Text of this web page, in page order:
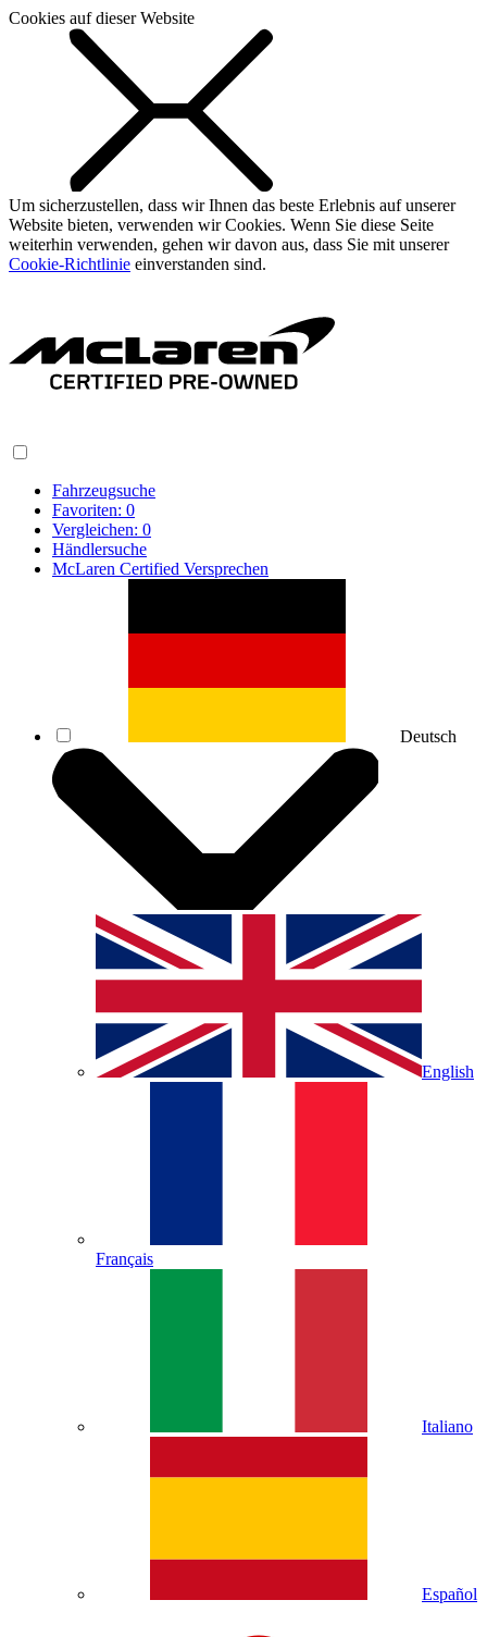
Cookies auf dieser Website
Um sicherzustellen, dass wir Ihnen das beste Erlebnis auf unserer
Website bieten, verwenden wir Cookies. Wenn Sie diese Seite
weiterhin verwenden, gehen wir davon aus, dass Sie mit unserer
Cookie-Richtlinie einverstanden sind.
Fahrzeugsuche
Favoriten: 0
Vergleichen: 0
Händlersuche
McLaren Certified Versprechen
Deutsch
English
Français
Italiano
Español